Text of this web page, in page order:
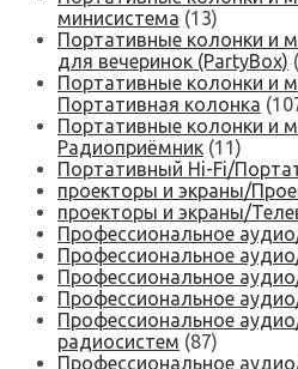
минисистема (13)
Портативные колонки и
для вечеринок (PartyBox)
Портативные колонки и
Портативная колонка
Портативные колонки и
Радиоприёмник (11)
Портативный Hi-Fi/
проекторы и экраны/
проекторы и экраны/
Профессиональное
Профессиональное
Профессиональное
Профессиональное
Профессиональное
радиосистем (87)
Профессиональное